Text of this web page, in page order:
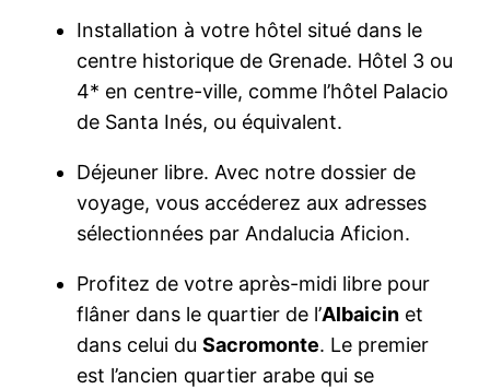
Installation à votre hôtel situé dans le
centre historique de Grenade. Hôtel 3 ou
4* en centre-ville, comme l’hôtel Palacio
de Santa Inés, ou équivalent.
Déjeuner libre. Avec notre dossier de
voyage, vous accéderez aux adresses
sélectionnées par Andalucia Aficion.
Profitez de votre après-midi libre pour
flâner dans le quartier de l’Albaicin et
dans celui duSacromonte. Le premier
est l’ancien quartier arabe qui se